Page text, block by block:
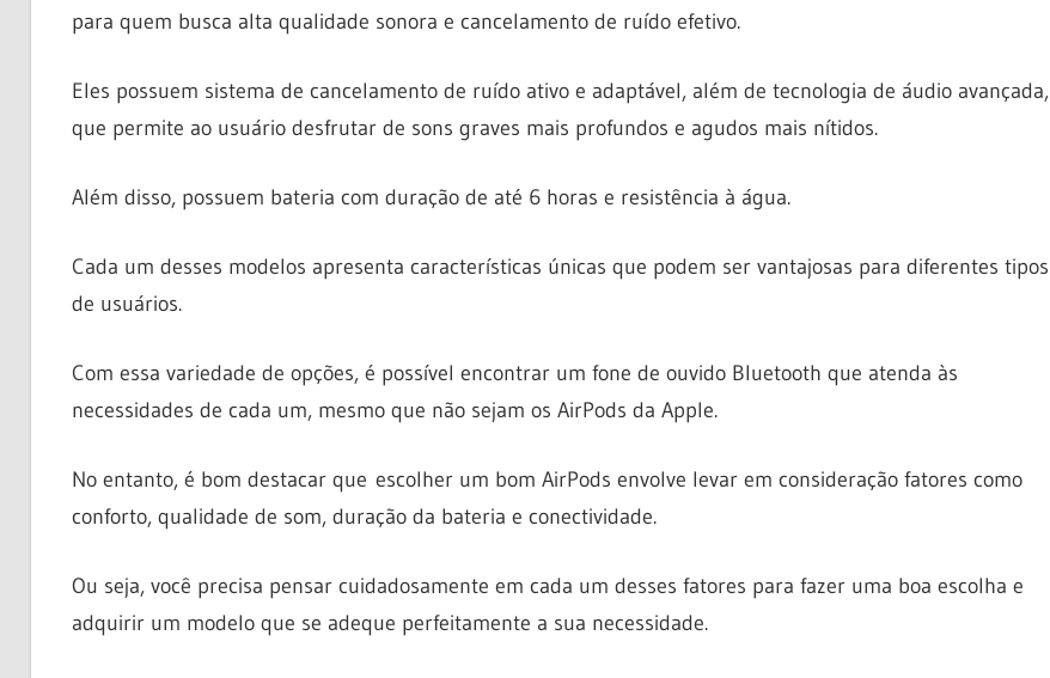
para quem busca alta qualidade sonora e cancelamento de ruído efetivo.
Eles possuem sistema de cancelamento de ruído ativo e adaptável, além de tecnologia de áudio avançada,
que permite ao usuário desfrutar de sons graves mais profundos e agudos mais nítidos.
Além disso, possuem bateria com duração de até 6 horas e resistência à água.
Cada um desses modelos apresenta características únicas que podem ser vantajosas para diferentes tipos
de usuários.
Com essa variedade de opções, é possível encontrar um fone de ouvido Bluetooth que atenda às
necessidades de cada um, mesmo que não sejam os AirPods da Apple.
No entanto, é bom destacar que escolher um bom AirPods envolve levar em consideração fatores como
conforto, qualidade de som, duração da bateria e conectividade.
Ou seja, você precisa pensar cuidadosamente em cada um desses fatores para fazer uma boa escolha e
adquirir um modelo que se adeque perfeitamente a sua necessidade.